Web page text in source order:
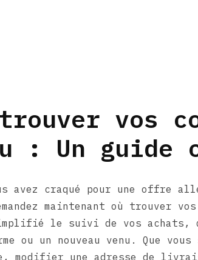
vos
: Un guide
avez craqué pour une offre
maintenant où trouver
le suivi de vos achats,
ou un nouveau venu. Que
modifier une adresse de